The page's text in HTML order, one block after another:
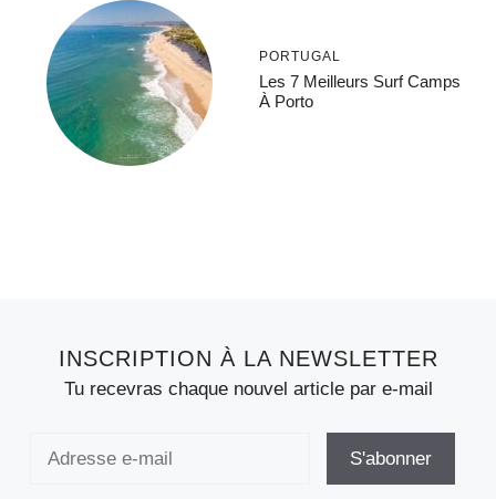
PORTUGAL
Les 7 Meilleurs Surf Camps
À Porto
INSCRIPTION À LA NEWSLETTER
Tu recevras chaque nouvel article par e-mail